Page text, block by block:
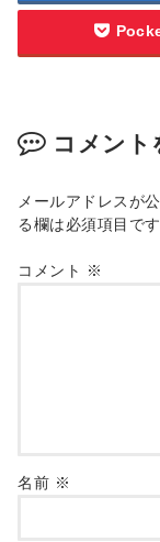
コメント
メールアドレスが
る欄は必須項目です
コメント ※
名前 ※